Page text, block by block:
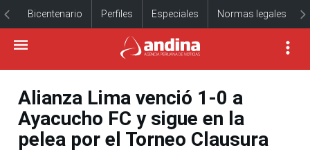
Bicentenario Perfiles Especiales Normas legales
Alianza Lima venció 1-0 a
Ayacucho FC y sigue en la
pelea por el Torneo Clausura